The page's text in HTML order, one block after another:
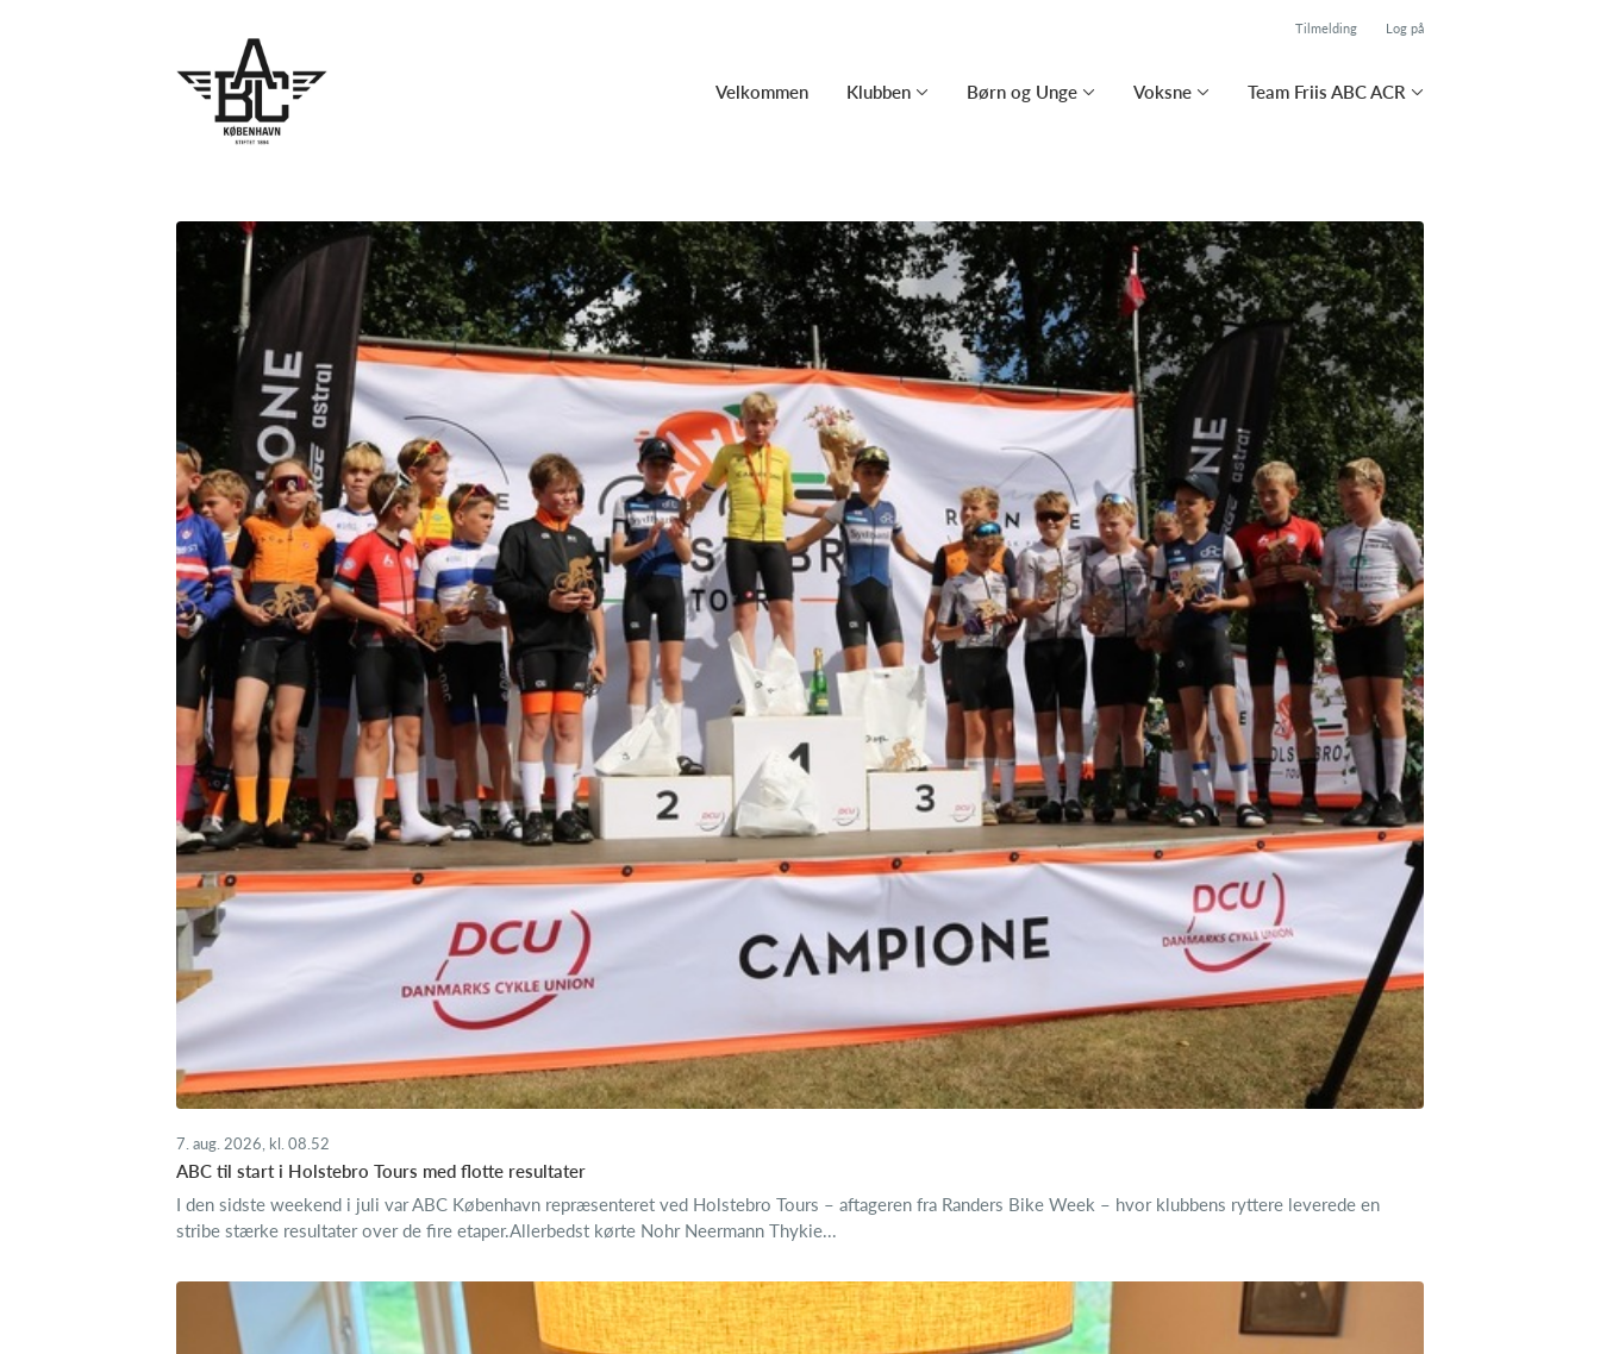
Tilmelding Log på
Velkommen Klubben Børn og Unge Voksne Team Friis ABC ACR
7. aug. 2026, kl. 08.52
ABC til start i Holstebro Tours med flotte resultater
I den sidste weekend i juli var ABC København repræsenteret ved Holstebro Tours – aftageren fra Randers Bike Week – hvor klubbens ryttere leverede en
stribe stærke resultater over de fire etaper.Allerbedst kørte Nohr Neermann Thykie...